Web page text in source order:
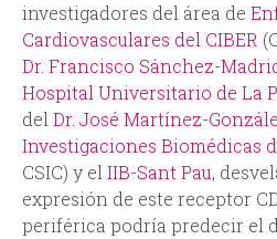
investigadores del área de
Cardiovasculares del CIBER
Dr. Francisco Sánchez-
Hospital Universitario de La
delDr. José Martínez-
Investigaciones Biomédicas
CSIC) y elIIB-Sant Pau,
expresión de este receptor
periférica podría predecir el